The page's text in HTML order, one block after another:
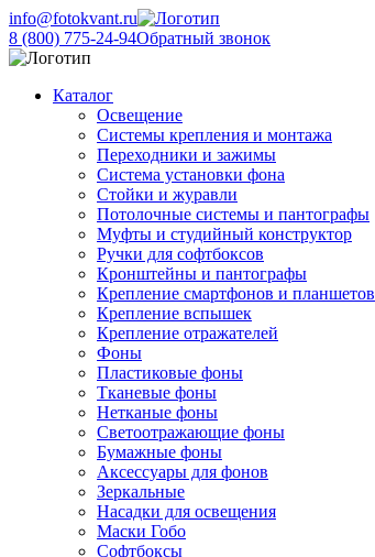
info@fotokvant.ru
8 (800) 775-24-94Обратный звонок
Каталог
Освещение
Системы крепления и монтажа
Переходники и зажимы
Система установки фона
Стойки и журавли
Потолочные системы и пантографы
Муфты и студийный конструктор
Ручки для софтбоксов
Кронштейны и пантографы
Крепление смартфонов и планшетов
Крепление вспышек
Крепление отражателей
Фоны
Пластиковые фоны
Тканевые фоны
Нетканые фоны
Светоотражающие фоны
Бумажные фоны
Аксессуары для фонов
Зеркальные
Насадки для освещения
Маски Гобо
Софтбоксы